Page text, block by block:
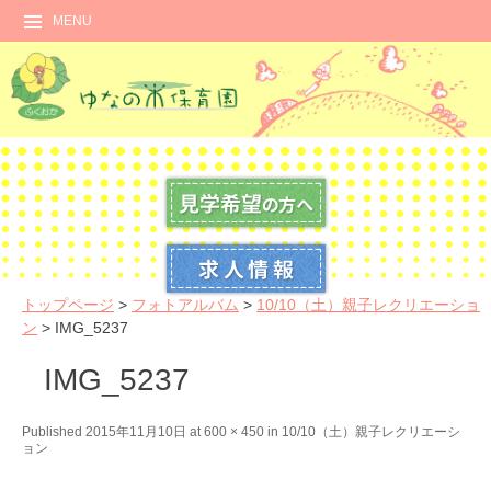
MENU
トップページ > フォトアルバム > 10/10（土）親子レクリエーショ
ン > IMG_5237
IMG_5237
Published 2015年11月10日 at 600 × 450 in 10/10（土）親子レクリエーシ
ョン
←
P
N
e